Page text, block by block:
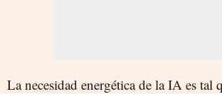
La necesidad energética de la IA es tal